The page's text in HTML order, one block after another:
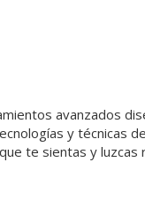
avanzados
y técnicas
te sientas y luzcas